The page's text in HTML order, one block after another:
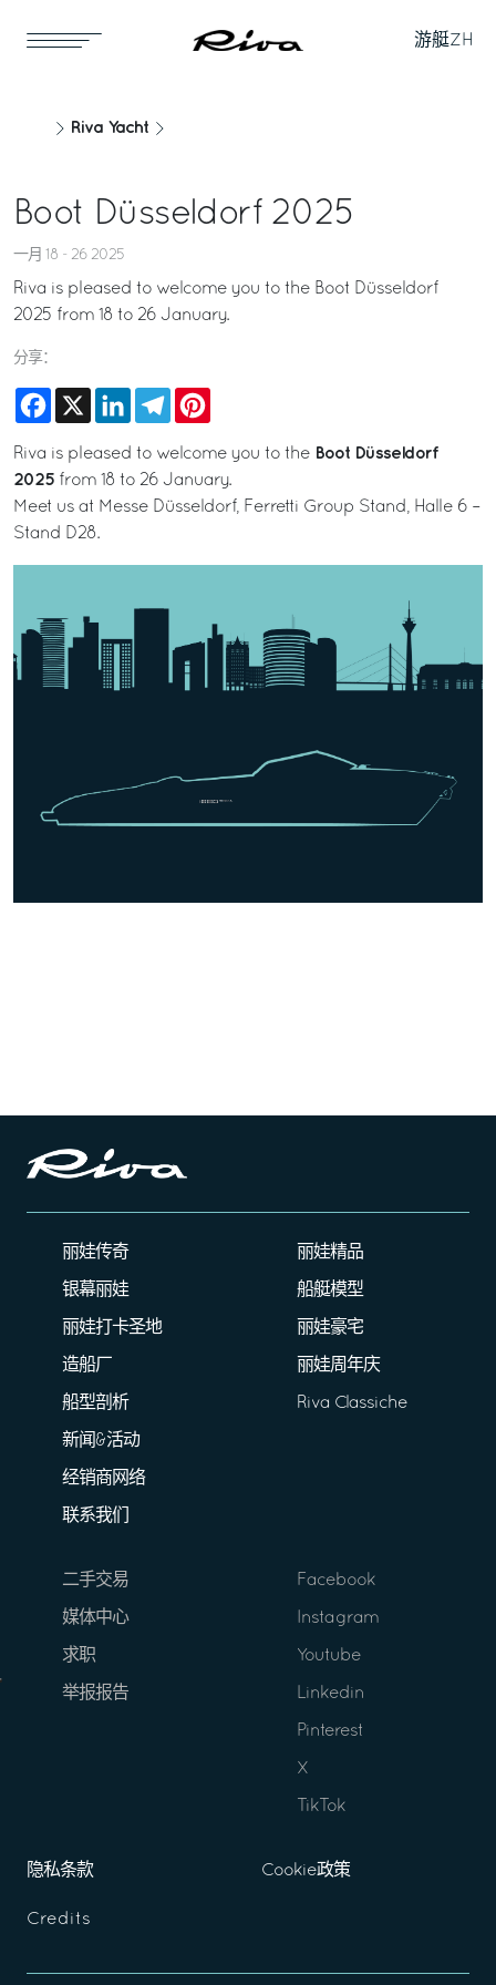
游艇ZH
Riva Yacht
Boot Düsseldorf 2025
一月 18 - 26 2025
Riva is pleased to welcome you to the Boot Düsseldorf
2025 from 18 to 26 January.
分享：
Facebook
X LinkedInTelegram
Riva is pleased to welcome you to the Boot Düsseldorf
2025 from 18 to 26 January.
Meet us at Messe Düsseldorf, Ferretti Group Stand, Halle 6 –
Stand D28.
丽娃传奇
银幕丽娃
丽娃打卡圣地
造船厂
船型剖析
新闻&活动
经销商网络
联系我们
丽娃精品
船艇模型
丽娃豪宅
丽娃周年庆
Riva Classiche
二手交易
媒体中心
求职
举报报告
Facebook
Instagram
Youtube
Linkedin
Pinterest
X
TikTok
隐私条款 Cookie政策
Credits